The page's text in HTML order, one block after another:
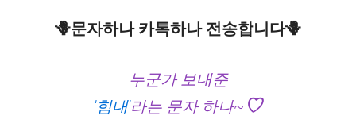
🪻문자하나 카톡하나 전송합니다🪻
누군가 보내준
'힘내'라는 문자 하나~ ♡